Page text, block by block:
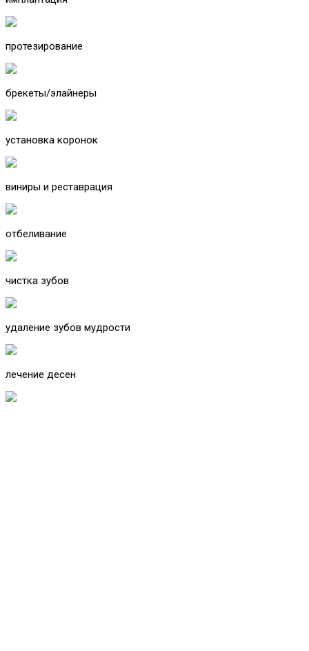
протезирование
брекеты/элайнеры
установка коронок
виниры и реставрация
отбеливание
чистка зубов
удаление зубов мудрости
лечение десен